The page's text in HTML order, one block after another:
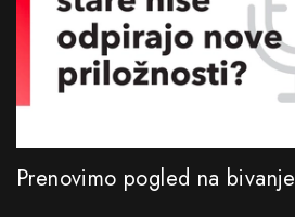
Prenovimo pogled na bivanje